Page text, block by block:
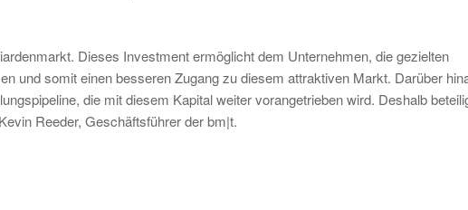
Dieses Investment ermöglicht dem Unternehmen, die gezielten
und somit einen besseren Zugang zu diesem attraktiven Markt. Darüber
die mit diesem Kapital weiter vorangetrieben wird. Deshalb
Reeder, Geschäftsführer der bm|t.